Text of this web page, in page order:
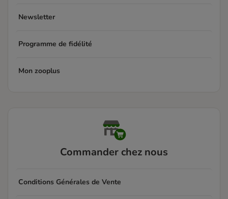
Newsletter
Programme de fidélité
Mon zooplus
Commander chez nous
Conditions Générales de Vente